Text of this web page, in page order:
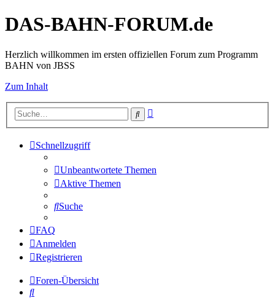
DAS-BAHN-FORUM.de
Herzlich willkommen im ersten offiziellen Forum zum Programm
BAHN von JBSS
Zum Inhalt
Suche
Schnellzugriff
Unbeantwortete Themen
Aktive Themen
Suche
FAQ
Anmelden
Registrieren
Foren-Übersicht
Suche